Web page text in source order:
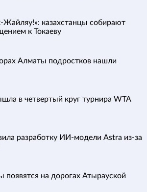
Жайляу!»: казахстанцы собирают
к Токаеву
Алматы подростков нашли
в четвертый круг турнира WTA
разработку ИИ-модели Astra из-за
появятся на дорогах Атырауской